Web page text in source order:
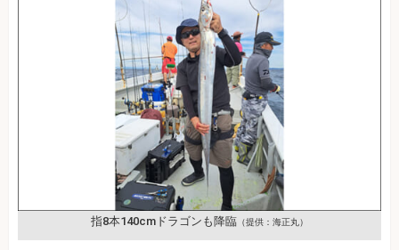
指8本140cmドラゴンも降臨 （提供：海正丸）